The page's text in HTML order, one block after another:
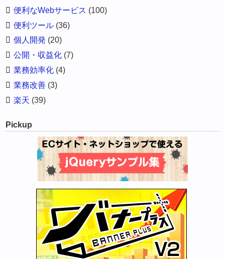
便利なWebサービス (100)
便利ツール (36)
個人開発 (20)
公開・収益化 (7)
業務効率化 (4)
業務改善 (3)
楽天 (39)
Pickup